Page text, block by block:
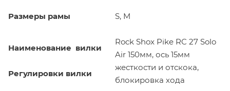
Размеры рамы S, M
Наименование вилки
Rock Shox Pike RC 27 Solo
Air 150мм, ось 15мм
Регулировки вилки
жесткости и отскока,
блокировка хода